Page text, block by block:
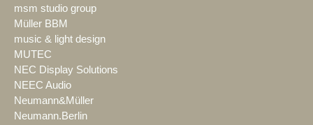
msm studio group
Müller BBM
music & light design
MUTEC
NEC Display Solutions
NEEC Audio
Neumann&Müller
Neumann.Berlin